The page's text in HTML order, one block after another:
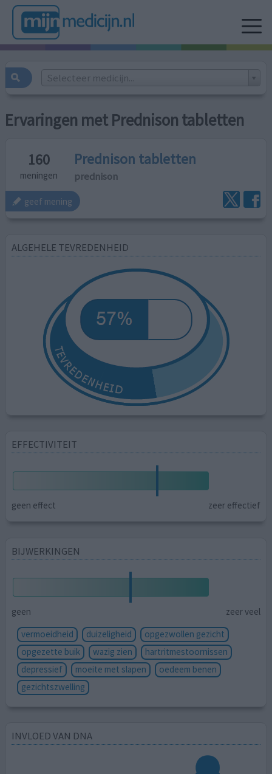
Selecteer medicijn...
Ervaringen met Prednison tabletten
160
meningen
Prednison tabletten
prednison
geef mening
ALGEHELE TEVREDENHEID
EFFECTIVITEIT
geen effect zeer effectief
BIJWERKINGEN
geen
zeer veel
vermoeidheid
duizeligheid
opgezwollen gezicht
opgezette buik
wazig zien
hartritmestoornissen
depressief
moeite met slapen
oedeem benen
gezichtszwelling
INVLOED VAN DNA